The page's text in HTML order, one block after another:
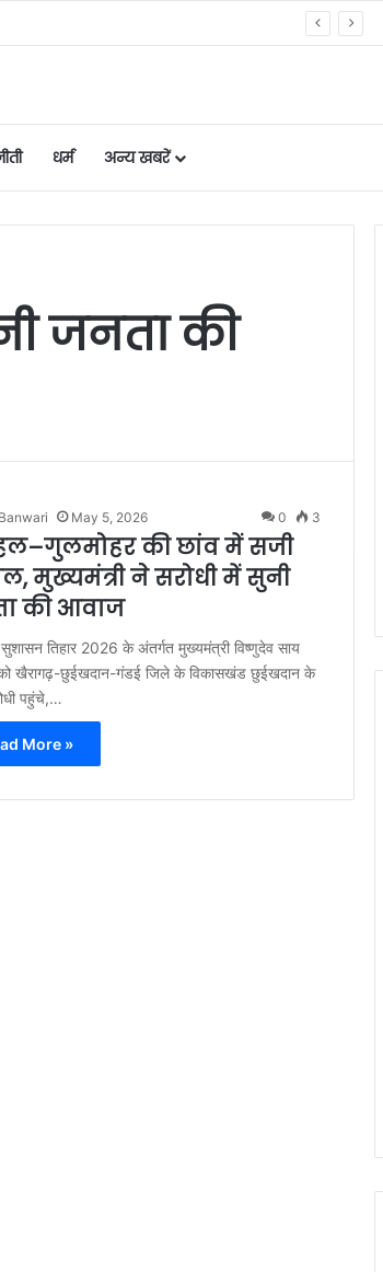
धर्म अन्य खबरें
जनता की
May 5, 2026 0 3
की छांव में सजी
मुख्यमंत्री ने सरोधी में सुनी
की आवाज
तिहार 2026 के अंतर्गत मुख्यमंत्री विष्णुदेव साय
को खैरागढ़-छुईखदान-गंडई जिले के विकासखंड छुईखदान के
पहुंचे,…
More »